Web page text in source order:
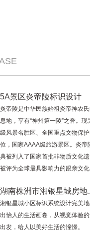
5A景区炎帝陵标识设计
炎帝陵是中华民族始祖炎帝神农
息地，享有“神州第一陵”之誉。现
级风景名胜区、全国重点文物保
位，国家AAAA级旅游景区。炎帝
典被列入了国家首批非物质文化
被评为全球最具影响力的跟亲文
湖南株洲市湘银星城房
湘银星城小区标识系统设计完美
出怡人的生活画卷，从视觉体验
出发，给人以美好生活的憧憬。